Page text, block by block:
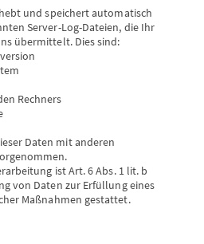
und speichert automatisch
Server-Log-Dateien, die Ihr
übermittelt. Dies sind:
Rechners
Daten mit anderen
ist Art. 6 Abs. 1 lit. b
von Daten zur Erfüllung eines
Maßnahmen gestattet.